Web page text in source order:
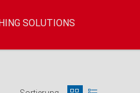
SOLUTIONS